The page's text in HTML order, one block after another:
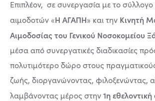
Επιπλέον, σε συνεργασία με το
αιμοδοτών «Η ΑΓΑΠΗ» και την Κινητή
Αιμοδοσίας του Γενικού Νοσοκομείου
μέσα από συνεργατικές διαδικασίες
πολυτιμότερο δώρο στους
ζωής, διοργανώνοντας, φιλοξενώντας,
λαμβάνοντας μέρος στην1η